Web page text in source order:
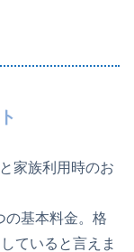
家族利用時のお
の基本料金。格
ていると言えま